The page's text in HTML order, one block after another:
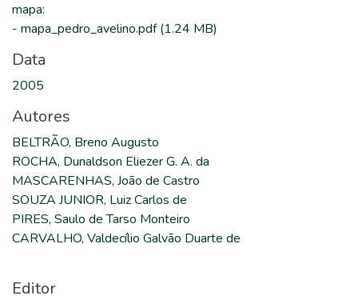
mapa:
- mapa_pedro_avelino.pdf(1.24 MB)
Data
2005
Autores
BELTRÃO, Breno Augusto
ROCHA, Dunaldson Eliezer G. A. da
MASCARENHAS, João de Castro
SOUZA JUNIOR, Luiz Carlos de
PIRES, Saulo de Tarso Monteiro
CARVALHO, Valdecílio Galvão Duarte de
Editor